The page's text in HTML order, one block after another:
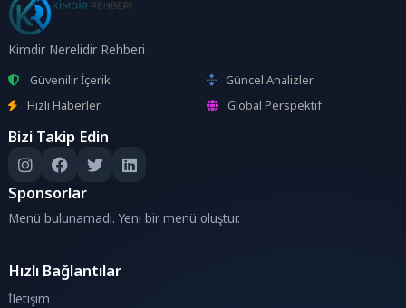
Kimdir Nerelidir Rehberi
Güvenilir İçerik
Güncel Analizler
Hızlı Haberler
Global Perspektif
Bizi Takip Edin
Sponsorlar
Menü bulunamadı. Yeni bir menü oluştur.
Hızlı Bağlantılar
İletişim